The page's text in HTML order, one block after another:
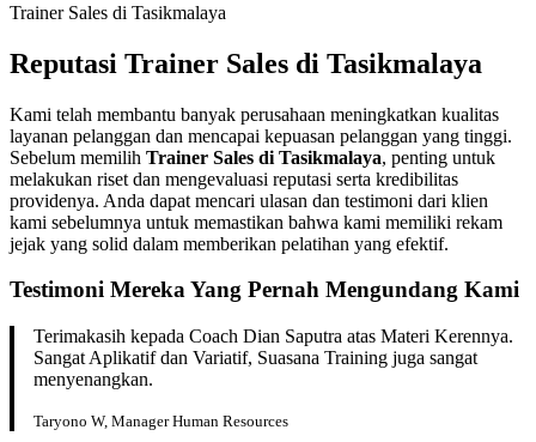
Trainer Sales di Tasikmalaya
Reputasi Trainer Sales di Tasikmalaya
Kami telah membantu banyak perusahaan meningkatkan kualitas
layanan pelanggan dan mencapai kepuasan pelanggan yang tinggi.
Sebelum memilih Trainer Sales di Tasikmalaya, penting untuk
melakukan riset dan mengevaluasi reputasi serta kredibilitas
providenya. Anda dapat mencari ulasan dan testimoni dari klien
kami sebelumnya untuk memastikan bahwa kami memiliki rekam
jejak yang solid dalam memberikan pelatihan yang efektif.
Testimoni Mereka Yang Pernah Mengundang Kami
Terimakasih kepada Coach Dian Saputra atas Materi Kerennya.
Sangat Aplikatif dan Variatif, Suasana Training juga sangat
menyenangkan.
Taryono W, Manager Human Resources